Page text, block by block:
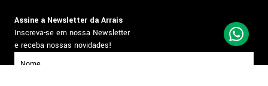
Assine a Newsletter da Arrais
Inscreva-se em nossa Newsletter
e receba nossas novidades!